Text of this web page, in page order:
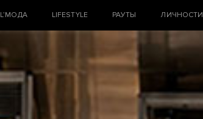
L’МОДА LIFESTYLE РАУТЫ ЛИЧНОСТИ